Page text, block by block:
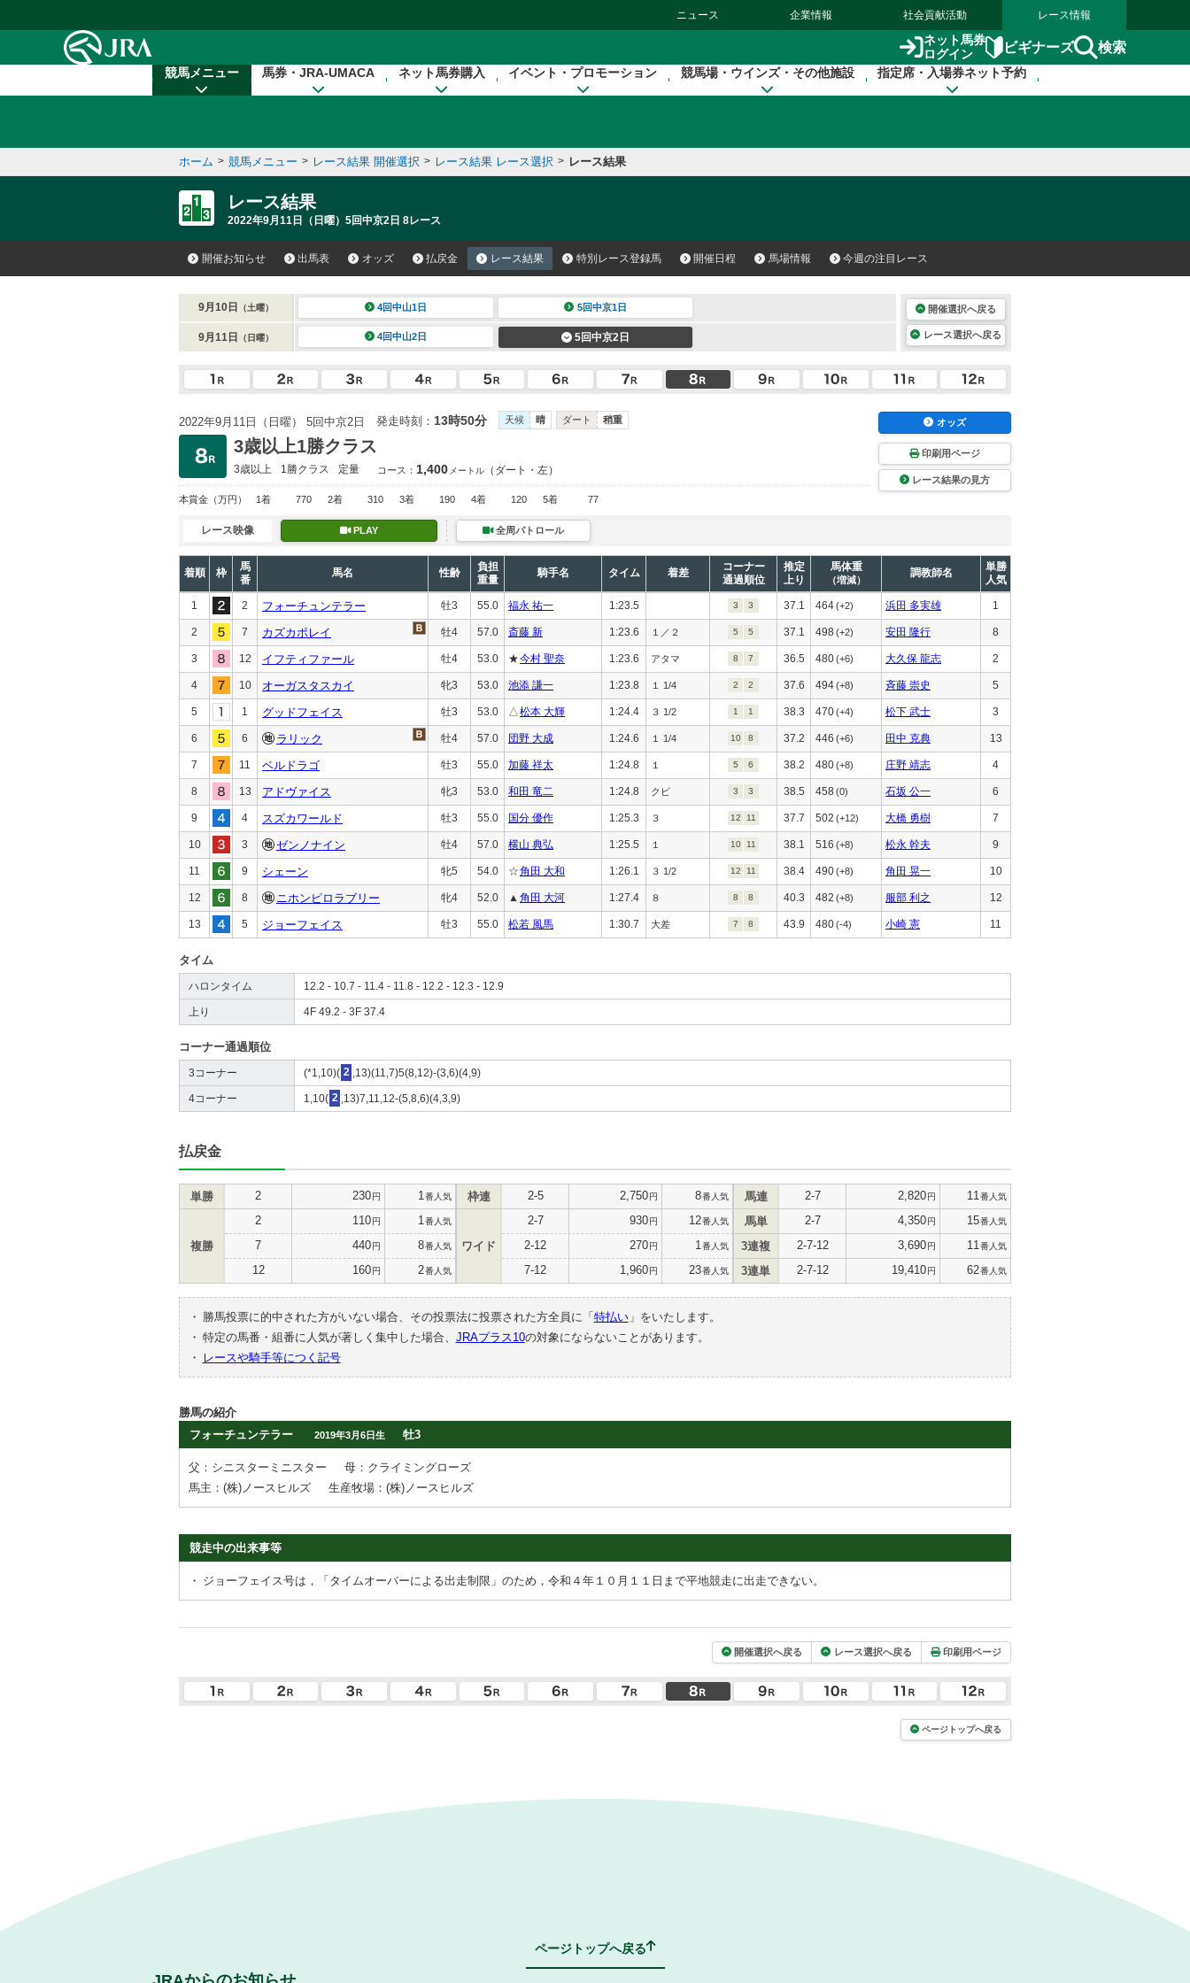
ニュース 企業情報 社会貢献活動 レース情報
ネット馬券
ログイン
ビギナーズ 検索
競馬メニュー 馬券・JRA-UMACA ネット馬券購入 イベント・プロモーション 競馬場・ウインズ・その他施設 指定席・入場券ネット予約
ホーム > 競馬メニュー > レース結果 開催選択 > レース結果 レース選択 > レース結果
レース結果
2022年9月11日（日曜）5回中京2日 8レース
開催お知らせ 出馬表 オッズ 払戻金 レース結果 特別レース登録馬 開催日程 馬場情報 今週の注目レース
9月10日 （土曜） 4回中山1日 5回中京1日
9月11日 （日曜） 4回中山2日 5回中京2日
開催選択へ戻る
レース選択へ戻る
2022年9月11日（日曜） 5回中京2日 発走時刻： 13時50分 天候 晴 ダート 稍重
3歳以上1勝クラス
3歳以上 1勝クラス 定量 コース： 1,400 メートル （ダート・左）
本賞金 （万円） 1着 770 2着 310 3着 190 4着 120 5着 77
オッズ
印刷用ページ
レース結果の見方
レース映像 PLAY 全周パトロール
着順 枠
馬
番
馬名 性齢
負担
重量
騎手名 タイム 着差
コーナー
通過順位
推定
上り
馬体重
（増減）
調教師名
単勝
人気
1 2 フォーチュンテラー 牡3 55.0 福永 祐一 1:23.5 3 3 37.1 464(+2) 浜田 多実雄 1
2 7 カズカポレイ 牡4 57.0 斎藤 新 1:23.6 １／２ 5 5 37.1 498 (+2) 安田 隆行 8
3 12 イフティファール 牡4 53.0 ★今村 聖奈 1:23.6 アタマ 8 7 36.5 480(+6) 大久保 龍志 2
4 10 オーガスタスカイ 牝3 53.0 池添 謙一 1:23.8 １ 1/4 2 2 37.6 494(+8) 斉藤 崇史 5
5 1 グッドフェイス 牡3 53.0 △松本 大輝 1:24.4 ３ 1/2 1 1 38.3 470(+4) 松下 武士 3
6 6 ラリック 牡4 57.0 団野 大成 1:24.6 １ 1/4 10 8 37.2 446 (+6) 田中 克典 13
7 11 ベルドラゴ 牡3 55.0 加藤 祥太 1:24.8 １ 5 6 38.2 480(+8) 庄野 靖志 4
8 13 アドヴァイス 牝3 53.0 和田 竜二 1:24.8 クビ 3 3 38.5 458 (0) 石坂 公一 6
9 4 スズカワールド 牡3 55.0 国分 優作 1:25.3 ３ 12 11 37.7 502 (+12) 大橋 勇樹 7
10 3 ゼンノナイン 牡4 57.0 横山 典弘 1:25.5 １ 10 11 38.1 516 (+8) 松永 幹夫 9
11 9 シェーン 牝5 54.0 ☆角田 大和 1:26.1 ３ 1/2 12 11 38.4 490(+8) 角田 晃一 10
12 8 ニホンピロラブリー 牝4 52.0 ▲ 角田 大河 1:27.4 ８ 8 8 40.3 482 (+8) 服部 利之 12
13 5 ジョーフェイス 牡3 55.0 松若 風馬 1:30.7 大差 7 8 43.9 480(-4) 小崎 憲 11
タイム
ハロンタイム 12.2 - 10.7 - 11.4 - 11.8 - 12.2 - 12.3 - 12.9
上り 4F 49.2 - 3F 37.4
コーナー通過順位
3コーナー (*1,10)( 2 ,13)(11,7)5(8,12)-(3,6)(4,9)
4コーナー 1,10( 2 ,13)7,11,12-(5,8,6)(4,3,9)
払戻金
単勝 2 230円 1 番人気
複勝
2 110円 1 番人気
7 440円 8番人気
12 160円 2番人気
枠連 2-5 2,750円 8番人気
ワイド
2-7 930円 12番人気
2-12 270円 1 番人気
7-12 1,960円 23番人気
馬連 2-7 2,820円 11 番人気
馬単 2-7 4,350円 15番人気
3連複 2-7-12 3,690円 11 番人気
3連単 2-7-12 19,410円 62番人気
・ 勝馬投票に的中された方がいない場合、その投票法に投票された方全員に「 特払い」をいたします。
・ 特定の馬番・組番に人気が著しく集中した場合、 JRAプラス10の対象にならないことがあります。
・
レースや騎手等につく記号
勝馬の紹介
フォーチュンテラー
2019年3月6日生 牡3
父：シニスターミニスター
母：クライミングローズ
馬主：(株)ノースヒルズ
生産牧場：(株)ノースヒルズ
競走中の出来事等
・ ジョーフェイス号は，「タイムオーバーによる出走制限」のため，令和４年１０月１１日まで平地競走に出走できない。
開催選択へ戻る レース選択へ戻る 印刷用ページ
ページトップへ戻る
ページトップへ戻る